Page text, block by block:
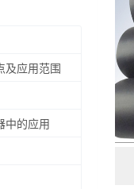
及应用范围
中的应用